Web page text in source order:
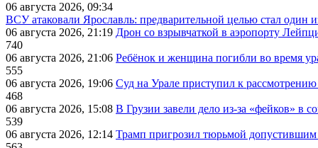
06 августа 2026, 09:34
ВСУ атаковали Ярославль: предварительной целью стал
06 августа 2026, 21:19 Дрон со взрывчаткой в аэропорту
740
06 августа 2026, 21:06 Ребёнок и женщина погибли во время
555
06 августа 2026, 19:06 Суд на Урале приступил к
468
06 августа 2026, 15:08 В Грузии завели дело из-за «фейков» в
539
06 августа 2026, 12:14 Трамп пригрозил тюрьмой